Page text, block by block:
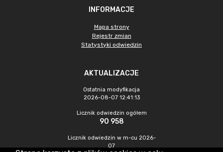
INFORMACJE
Mapa strony
Rejestr zmian
Statystyki odwiedzin
AKTUALIZACJE
Ostatnia modyfikacja
2026-08-07 12:41:13
Licznik odwiedzin ogółem
90 958
Licznik odwiedzin w m-cu 2026-
07